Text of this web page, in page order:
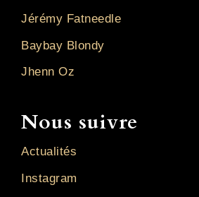
Jérémy Fatneedle
Baybay Blondy
Jhenn Oz
Nous suivre
Actualités
Instagram